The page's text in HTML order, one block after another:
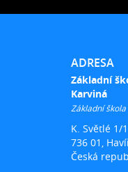
ADRESA
Základní
Karviná
Základní
K. Světlé 1/
736 01,
Česká